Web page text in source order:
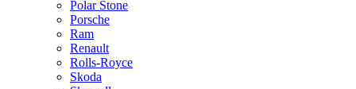
Polar Stone
Porsche
Ram
Renault
Rolls-Royce
Skoda